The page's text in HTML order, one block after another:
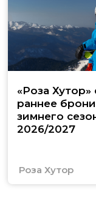
«Роза
раннее
зимнего
2026/2027
Роза Хутор